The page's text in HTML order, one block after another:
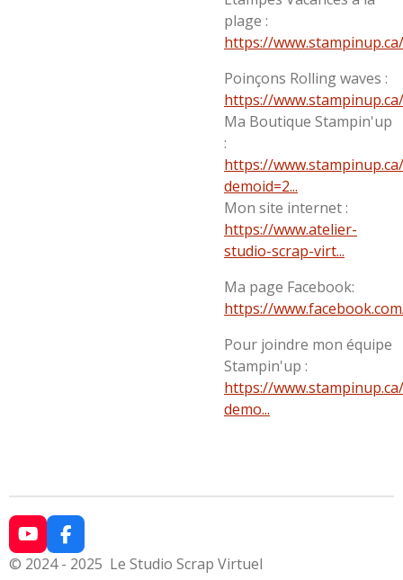
plage :
https://
Poinçons Rolling waves :
https://
Ma Boutique Stampin'up
:
https://
demoid=2...
Mon site internet :
https://www.atelier-
studio-scrap-virt...
Ma page Facebook:
https://
Pour joindre mon équipe
Stampin'up :
https://
demo...
Y
o
u
F
a
© 2024 - 2025 Le Studio Scrap Virtuel